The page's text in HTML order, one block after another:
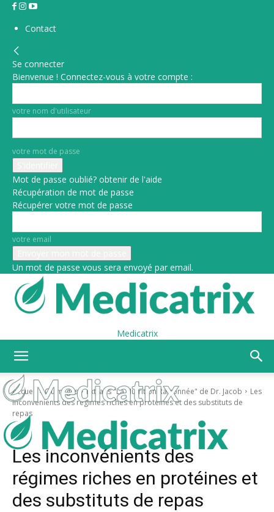
Contact
Se connecter
Bienvenue ! Connectez-vous à votre compte :
votre nom d'utilisateur
votre mot de passe
Mot de passe oublié? obtenir de l'aide
Récupération de mot de passe
Récupérer votre mot de passe
votre email
Un mot de passe vous sera envoyé par email.
Medicatrix
Accueil Ouvrages Extraits "La Nutrition Raisonnée" de Dr. Jacob
Les
inconvénients des régimes riches en protéines et des substituts de
repas
Ouvrages Extraits "La Nutrition Raisonnée" de Dr. Jacob
Les inconvénients des
régimes riches en protéines et
des substituts de repas